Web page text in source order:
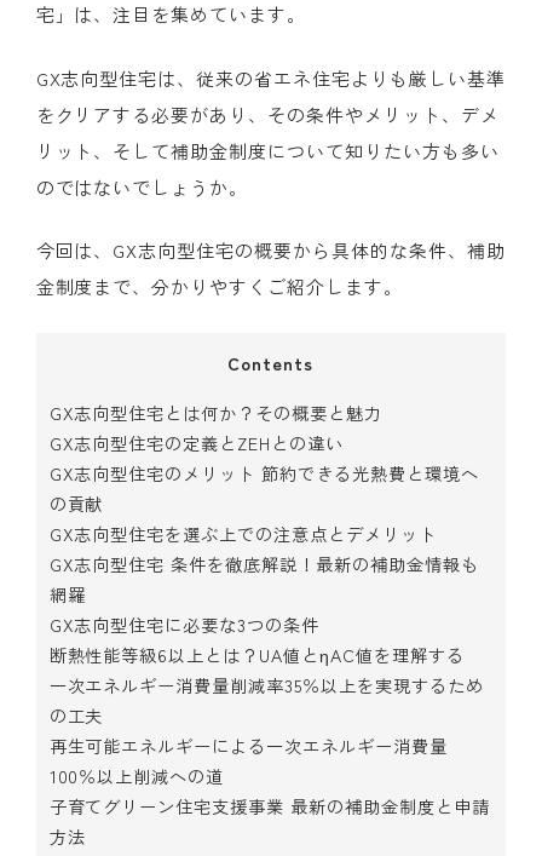
宅」は、注目を集めています。
GX志向型住宅は、従来の省エネ住宅よりも厳しい基準
をクリアする必要があり、その条件やメリット、デメ
リット、そして補助金制度について知りたい方も多い
のではないでしょうか。
今回は、GX志向型住宅の概要から具体的な条件、補助
金制度まで、分かりやすくご紹介します。
Contents
GX志向型住宅とは何か？その概要と魅力
GX志向型住宅の定義とZEHとの違い
GX志向型住宅のメリット 節約できる光熱費と環境へ
の貢献
GX志向型住宅を選ぶ上での注意点とデメリット
GX志向型住宅 条件を徹底解説！最新の補助金情報も
網羅
GX志向型住宅に必要な3つの条件
断熱性能等級6以上とは？UA値とηAC値を理解する
一次エネルギー消費量削減率35％以上を実現するため
の工夫
再生可能エネルギーによる一次エネルギー消費量
100％以上削減への道
子育てグリーン住宅支援事業 最新の補助金制度と申請
方法